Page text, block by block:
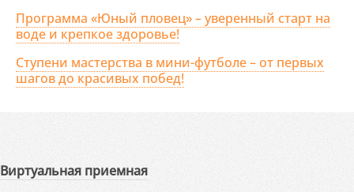
Программа «Юный пловец» – уверенный старт на
воде и крепкое здоровье!
Ступени мастерства в мини-футболе – от первых
шагов до красивых побед!
Виртуальная приемная